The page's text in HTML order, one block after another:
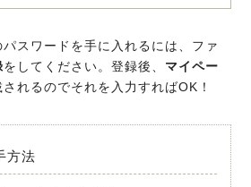
スワードを手に入れるには、ファ
をしてください。登録後、 マイペー
れるのでそれを入力すればOK！
方法